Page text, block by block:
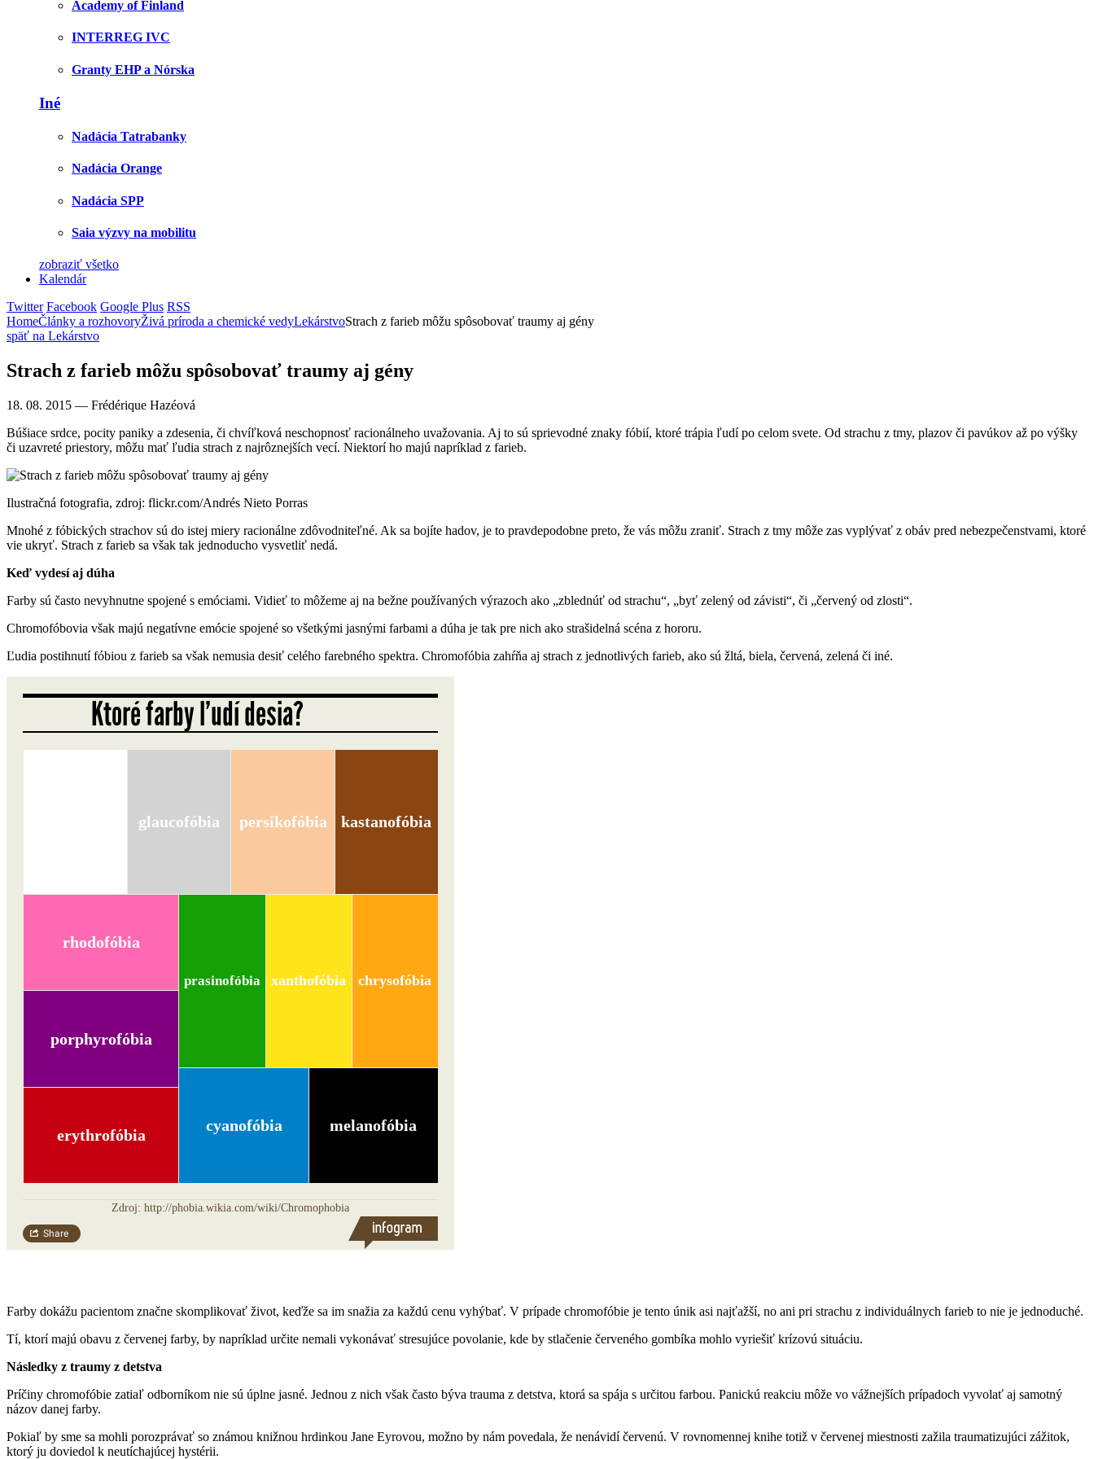
Academy of Finland
INTERREG IVC
Granty EHP a Nórska
Iné
Nadácia Tatrabanky
Nadácia Orange
Nadácia SPP
Saia výzvy na mobilitu
zobraziť všetko
Kalendár
Twitter Facebook Google Plus RSS
HomeČlánky a rozhovoryŽivá príroda a chemické vedyLekárstvoStrach z farieb môžu spôsobovať traumy aj gény
späť na Lekárstvo
Strach z farieb môžu spôsobovať traumy aj gény
18. 08. 2015 — Frédérique Hazéová
Búšiace srdce, pocity paniky a zdesenia, či chvíľková neschopnosť racionálneho uvažovania. Aj to sú sprievodné znaky fóbií, ktoré trápia ľudí po celom svete. Od strachu z tmy, plazov či pavúkov až po výšky
či uzavreté priestory, môžu mať ľudia strach z najrôznejších vecí. Niektorí ho majú napríklad z farieb.
Ilustračná fotografia, zdroj: flickr.com/Andrés Nieto Porras
Mnohé z fóbických strachov sú do istej miery racionálne zdôvodniteľné. Ak sa bojíte hadov, je to pravdepodobne preto, že vás môžu zraniť. Strach z tmy môže zas vyplývať z obáv pred nebezpečenstvami, ktoré
vie ukryť. Strach z farieb sa však tak jednoducho vysvetliť nedá.
Keď vydesí aj dúha
Farby sú často nevyhnutne spojené s emóciami. Vidieť to môžeme aj na bežne používaných výrazoch ako „zblednúť od strachu“, „byť zelený od závisti“, či „červený od zlosti“.
Chromofóbovia však majú negatívne emócie spojené so všetkými jasnými farbami a dúha je tak pre nich ako strašidelná scéna z hororu.
Ľudia postihnutí fóbiou z farieb sa však nemusia desiť celého farebného spektra. Chromofóbia zahŕňa aj strach z jednotlivých farieb, ako sú žltá, biela, červená, zelená či iné.
Farby dokážu pacientom značne skomplikovať život, keďže sa im snažia za každú cenu vyhýbať. V prípade chromofóbie je tento únik asi najťažší, no ani pri strachu z individuálnych farieb to nie je jednoduché.
Tí, ktorí majú obavu z červenej farby, by napríklad určite nemali vykonávať stresujúce povolanie, kde by stlačenie červeného gombíka mohlo vyriešiť krízovú situáciu.
Následky z traumy z detstva
Príčiny chromofóbie zatiaľ odborníkom nie sú úplne jasné. Jednou z nich však často býva trauma z detstva, ktorá sa spája s určitou farbou. Panickú reakciu môže vo vážnejších prípadoch vyvolať aj samotný
názov danej farby.
Pokiaľ by sme sa mohli porozprávať so známou knižnou hrdinkou Jane Eyrovou, možno by nám povedala, že nenávidí červenú. V rovnomennej knihe totiž v červenej miestnosti zažila traumatizujúci zážitok,
ktorý ju doviedol k neutíchajúcej hystérii.